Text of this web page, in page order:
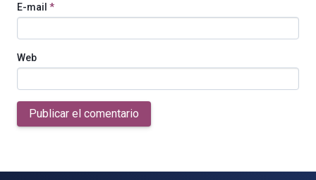
E-mail *
Web
Publicar el comentario